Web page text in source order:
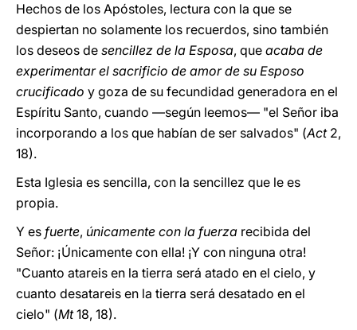
Hechos de los Apóstoles, lectura con la que se
despiertan no solamente los recuerdos, sino también
los deseos de sencillez de la Esposa, que acaba de
experimentar el sacrificio de amor de su Esposo
crucificado y goza de su fecundidad generadora en el
Espíritu Santo, cuando —según leemos— "el Señor iba
incorporando a los que habían de ser salvados" (Act2,
18).
Esta Iglesia es sencilla, con la sencillez que le es
propia.
Y es fuerte, únicamente con la fuerza recibida del
Señor: ¡Únicamente con ella! ¡Y con ninguna otra!
"Cuanto atareis en la tierra será atado en el cielo, y
cuanto desatareis en la tierra será desatado en el
cielo" (Mt18, 18).